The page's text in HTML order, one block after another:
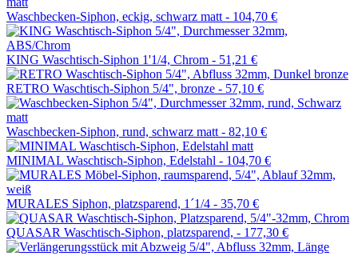
Waschbecken-Siphon, eckig, schwarz matt - 104,70 €
KING Waschtisch-Siphon 1'1/4, Chrom - 51,21 €
RETRO Waschtisch-Siphon 5/4", bronze - 57,10 €
Waschbecken-Siphon, rund, schwarz matt - 82,10 €
MINIMAL Waschtisch-Siphon, Edelstahl - 104,70 €
MURALES Siphon, platzsparend, 1´1/4 - 35,70 €
QUASAR Waschtisch-Siphon, platzsparend, - 177,30 €